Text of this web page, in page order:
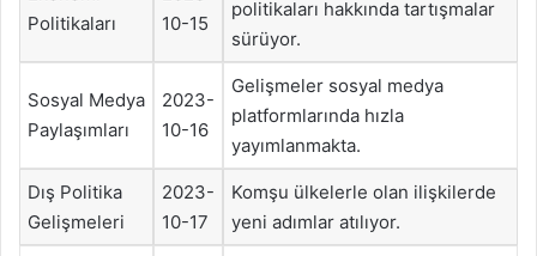
Politikaları
10-15
politikaları hakkında tartışmalar
sürüyor.
Sosyal Medya
Paylaşımları
2023-
10-16
Gelişmeler sosyal medya
platformlarında hızla
yayımlanmakta.
Dış Politika
Gelişmeleri
2023-
10-17
Komşu ülkelerle olan ilişkilerde
yeni adımlar atılıyor.